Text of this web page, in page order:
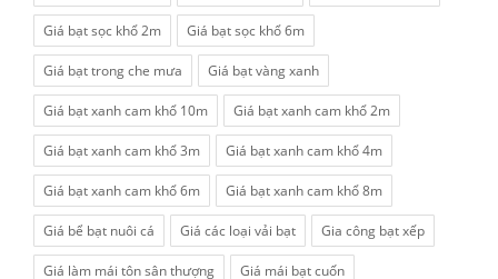
Giá bạt sọc khổ 2m Giá bạt sọc khổ 6m
Giá bạt trong che mưa Giá bạt vàng xanh
Giá bạt xanh cam khổ 10m Giá bạt xanh cam khổ 2m
Giá bạt xanh cam khổ 3m Giá bạt xanh cam khổ 4m
Giá bạt xanh cam khổ 6m Giá bạt xanh cam khổ 8m
Giá bể bạt nuôi cá Giá các loại vải bạt Gia công bạt xếp
Giá làm mái tôn sân thượng Giá mái bạt cuốn